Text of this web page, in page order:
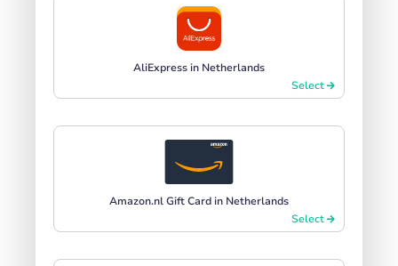
AliExpress in Netherlands
Select
Amazon.nl Gift Card in Netherlands
Select